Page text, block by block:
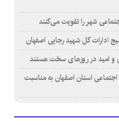
شهر را تقویت می‌کنند
ادارات کل شهید رجایی اصفهان
و امید در روزهای سخت هستند
استان اصفهان به مناسبت